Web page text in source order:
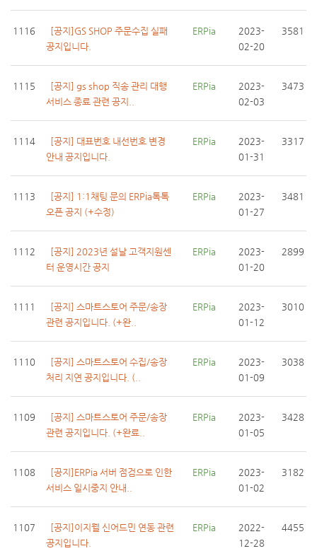
1116
[공지]GS SHOP 주문수집 실패
공지입니다.
ERPia
2023-
02-20
3581
1115
[공지] gs shop 직송 관리 대행
서비스 종료 관련 공지..
ERPia
2023-
02-03
3473
1114
[공지] 대표번호 내선번호 변경
안내 공지입니다.
ERPia
2023-
01-31
3317
1113
[공지] 1:1채팅 문의 ERPia톡톡
오픈 공지 (+수정)
ERPia
2023-
01-27
3481
1112
[공지] 2023년 설날 고객지원센
터 운영시간 공지
ERPia
2023-
01-20
2899
1111
[공지] 스마트스토어 주문/송장
관련 공지입니다. (+완..
ERPia
2023-
01-12
3010
1110
[공지] 스마트스토어 수집/송장
처리 지연 공지입니다. (..
ERPia
2023-
01-09
3038
1109
[공지] 스마트스토어 주문/송장
관련 공지입니다. (+완료..
ERPia
2023-
01-05
3428
1108
[공지]ERPia 서버 점검으로 인한
서비스 일시중지 안내..
ERPia
2023-
01-02
3182
1107
[공지]이지웰 신어드민 연동 관련
공지입니다.
ERPia
2022-
12-28
4455